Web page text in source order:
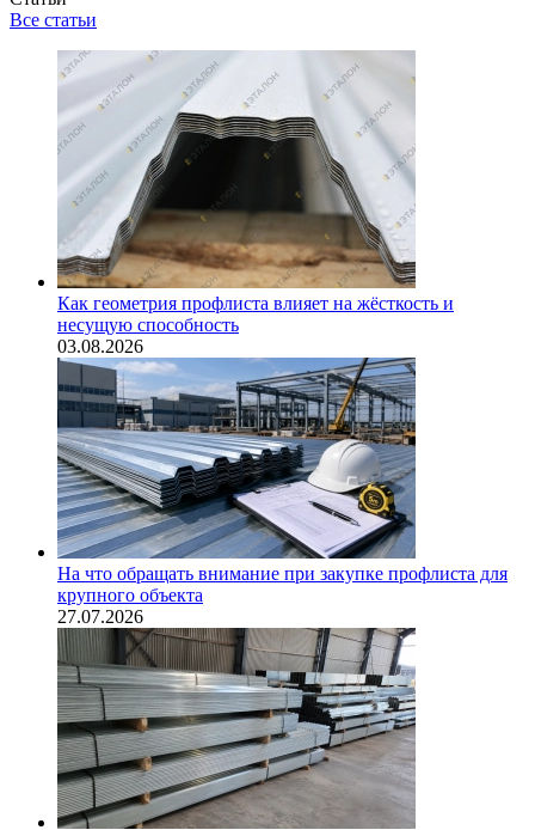
Все статьи
Как геометрия профлиста влияет на жёсткость и
несущую способность
03.08.2026
На что обращать внимание при закупке профлиста для
крупного объекта
27.07.2026